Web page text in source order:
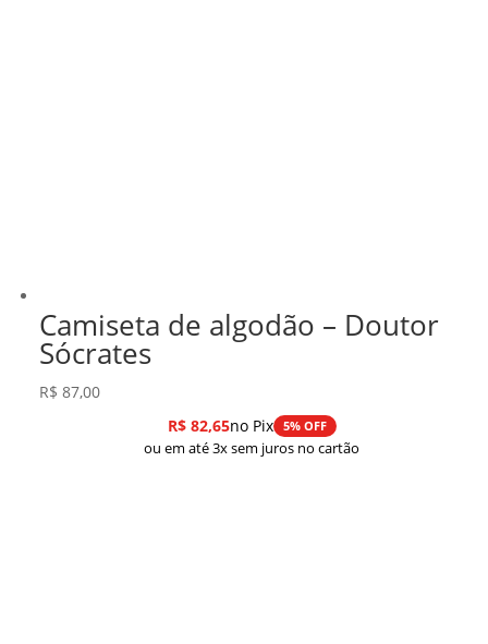
Camiseta de algodão – Doutor
Sócrates
R$ 87,00
R$82,65no Pix 5% OFF
ou em até 3x sem juros no cartão